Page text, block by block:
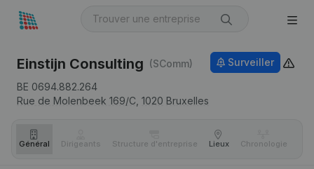
Einstijn Consulting (SComm)
BE 0694.882.264
Rue de Molenbeek 169/C, 1020 Bruxelles
Surveiller
Général Dirigeants Structure d'entreprise Lieux Chronologie